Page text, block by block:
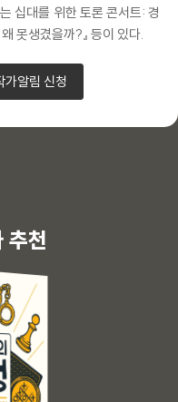
는 십대를 위한 토론 콘서트: 경
왜 못생겼을까?』 등이 있다.
가알림 신청
추천